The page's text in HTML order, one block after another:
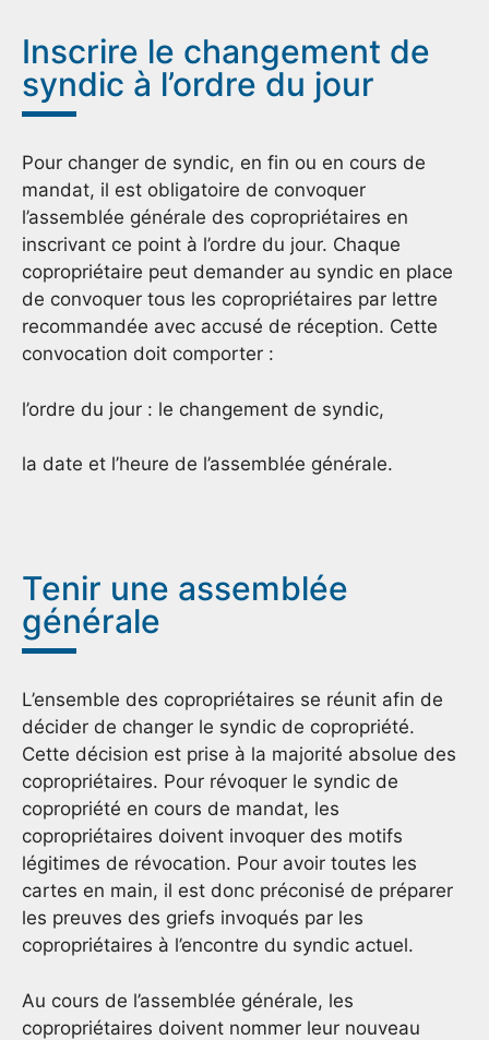
Inscrire le changement de
syndic à l’ordre du jour
Pour changer de syndic, en fin ou en cours de
mandat, il est obligatoire de convoquer
l’assemblée générale des copropriétaires en
inscrivant ce point à l’ordre du jour. Chaque
copropriétaire peut demander au syndic en place
de convoquer tous les copropriétaires par lettre
recommandée avec accusé de réception. Cette
convocation doit comporter :
l’ordre du jour : le changement de syndic,
la date et l’heure de l’assemblée générale.
Tenir une assemblée
générale
L’ensemble des copropriétaires se réunit afin de
décider de changer le syndic de copropriété.
Cette décision est prise à la majorité absolue des
copropriétaires. Pour révoquer le syndic de
copropriété en cours de mandat, les
copropriétaires doivent invoquer des motifs
légitimes de révocation. Pour avoir toutes les
cartes en main, il est donc préconisé de préparer
les preuves des griefs invoqués par les
copropriétaires à l’encontre du syndic actuel.
Au cours de l’assemblée générale, les
copropriétaires doivent nommer leur nouveau